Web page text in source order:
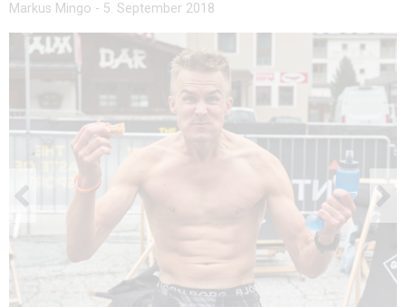
Markus Mingo - 5. September 2018